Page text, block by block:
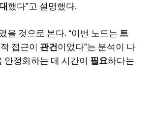
했다”고 설명했다.
을 것으로 본다. “이번 노드는 트
접근이 관건이었다”는 분석이 나
안정화하는 데 시간이 필요하다는